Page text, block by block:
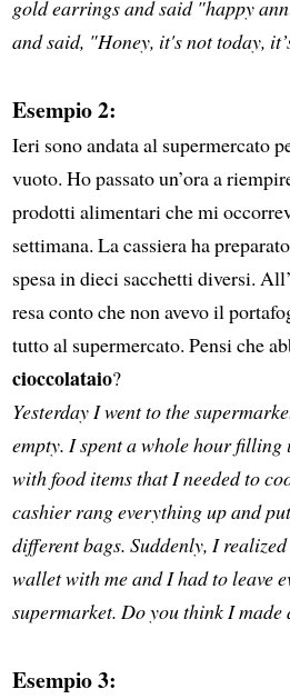
gold earrings and said "happy
and said, "Honey, it's not today,
Esempio 2:
Ieri sono andata al supermercato
vuoto. Ho passato un’ora a
prodotti alimentari che mi
settimana. La cassiera ha
spesa in dieci sacchetti diversi.
resa conto che non avevo il
tutto al supermercato. Pensi che
cioccolataio?
Yesterday I went to the
empty. I spent a whole hour filling
with food items that I needed to
cashier rang everything up and
different bags. Suddenly, I
wallet with me and I had to leave
supermarket. Do you think I made
Esempio 3: